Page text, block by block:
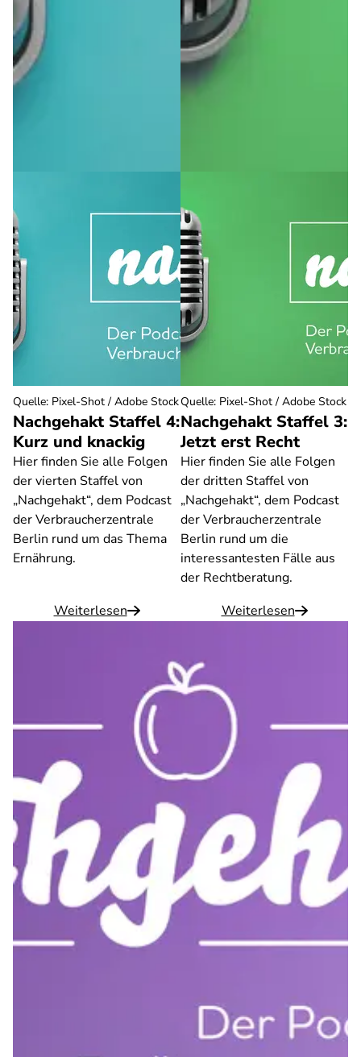
Nachgehakt Staffel 4:
Kurz und knackig
Hier finden Sie alle Folgen
der vierten Staffel von
„Nachgehakt“, dem Podcast
der Verbraucherzentrale
Berlin rund um das Thema
Ernährung.
Weiterlesen
Quelle: Pixel-Shot / Adobe Stock
Nachgehakt Staffel 3:
Jetzt erst Recht
Hier finden Sie alle Folgen
der dritten Staffel von
„Nachgehakt“, dem Podcast
der Verbraucherzentrale
Berlin rund um die
interessantesten Fälle aus
der Rechtberatung.
Weiterlesen
Quelle: Pixel-Shot / Adobe Stock